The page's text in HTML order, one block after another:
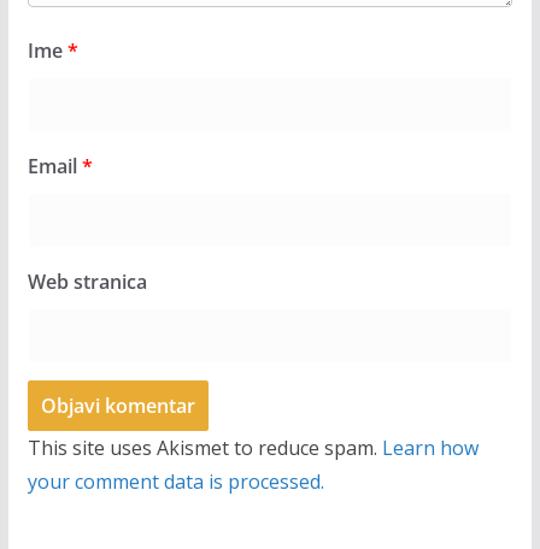
Ime*
Email*
Web stranica
This site uses Akismet to reduce spam. Learn how
your comment data is processed.